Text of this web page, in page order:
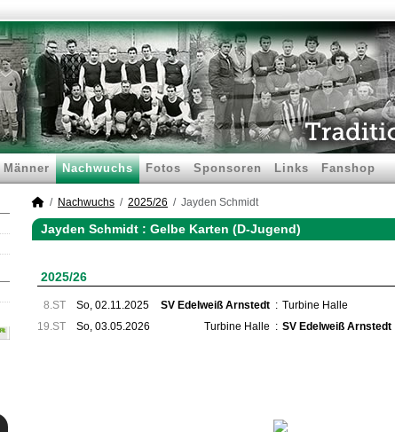
Männer Nachwuchs Fotos Sponsoren Links Fanshop
Nachwuchs 2025/26 Jayden Schmidt
Jayden Schmidt : Gelbe Karten (D-Jugend)
2025/26
8.ST So, 02.11.2025 SV Edelweiß Arnstedt : Turbine Halle
19.ST So, 03.05.2026 Turbine Halle : SV Edelweiß Arnstedt